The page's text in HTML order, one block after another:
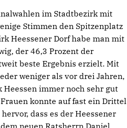
im Stadtbezirk mit
Stimmen den Spitzenplatz
Heessener Dorf habe man mit
der 46,3 Prozent der
beste Ergebnis erzielt. Mit
weniger als vor drei Jahren,
Heessen immer noch sehr gut
konnte auf fast ein Drittel
dass es der Heessener
neuen Ratsherrn Daniel